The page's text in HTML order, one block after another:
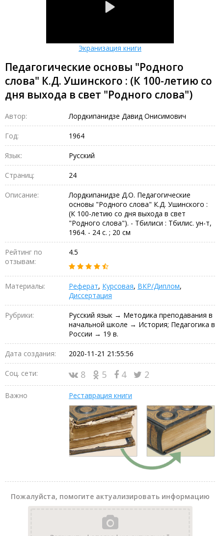
Экранизация книги
Педагогические основы "Родного
слова" К.Д. Ушинского : (К 100-летию со
дня выхода в свет "Родного слова")
Автор: Лордкипанидзе Давид Онисимович
Год: 1964
Язык: Русский
Страниц: 24
Описание:
Лордкипанидзе Д.О. Педагогические
основы "Родного слова" К.Д. Ушинского :
(К 100-летию со дня выхода в свет
"Родного слова"). - Тбилиси : Тбилис. ун-т,
1964. - 24 с. ; 20 см
Рейтинг по
отзывам:
4.5
Материалы: Реферат, Курсовая, ВКР/Диплом,
Диссертация
Рубрики:
Русский язык → Методика преподавания в
начальной школе → История; Педагогика в
России → 19 в.
Дата создания: 2020-11-21 21:55:56
Соц. сети: 8 5 4 2
Важно Реставрация книги
Пожалуйста, помогите актуализировать информацию